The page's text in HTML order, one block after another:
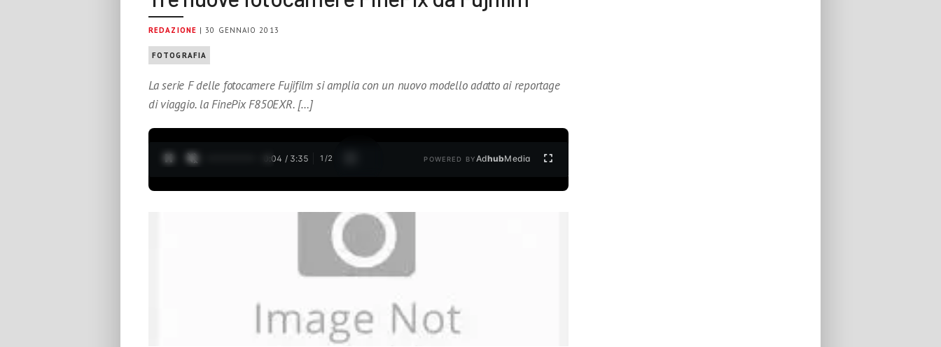
REDAZIONE | 30 GENNAIO 2013
FOTOGRAFIA
La serie F delle fotocamere Fujifilm si amplia con un nuovo modello adatto ai reportage
di viaggio. la FinePix F850EXR. […]
0:05 / 3:35 1 /2 POWERED BYAdhubMedia